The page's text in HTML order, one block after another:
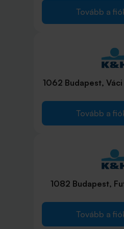
Tovább a
1062 Budapest,
Tovább a
1082 Budapest,
Tovább a